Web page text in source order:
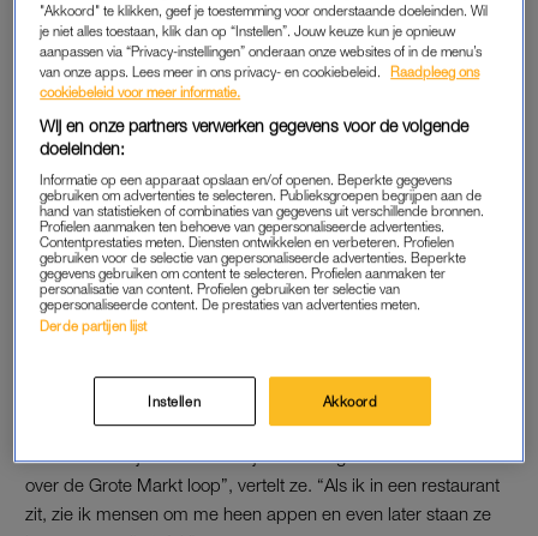
Ze vervolgt: “Ik heb het heel druk, ik wilde met Lies naar
Spanje. Maar dit komt binnenkort.” Maar zijn er dan helemaal
geen verliefde gevoelens? “We zijn gewoon een leuk
stel“, reageert Lieske.
De tweezijn het dus nog steeds aan het uitzoeken. “Maar als
dit is afgelopen allemaal, gaan we lekker samen in het
bubbelbad”, zegt Petra lachend. Dat zullen de twee wel op
Lesbos gaan doen, want Lieske vertelde eerder dat ze na haar
deelname aan het programma overal herkend wordt.
recent een wijnproeverij verzorgde voor leerlingen
van De Rooi Pannen in Breda, merkte ze al hoe intens de
over de Grote Markt loop”, vertelt ze. “Als ik in een restaurant
zit, zie ik mensen om me heen appen en even later staan ze
"Akkoord" te klikken, geef je toestemming voor onderstaande doeleinden. Wil
je niet alles toestaan, klik dan op “Instellen”. Jouw keuze kun je opnieuw
aanpassen via “Privacy-instellingen” onderaan onze websites of in de menu’s
van onze apps. Lees meer in ons privacy- en cookiebeleid.
Raadpleeg ons
cookiebeleid voor meer informatie.
Wij en onze partners verwerken gegevens voor de volgende
doeleinden:
Informatie op een apparaat opslaan en/of openen. Beperkte gegevens
gebruiken om advertenties te selecteren. Publieksgroepen begrijpen aan de
hand van statistieken of combinaties van gegevens uit verschillende bronnen.
Profielen aanmaken ten behoeve van gepersonaliseerde advertenties.
Contentprestaties meten. Diensten ontwikkelen en verbeteren. Profielen
gebruiken voor de selectie van gepersonaliseerde advertenties. Beperkte
gegevens gebruiken om content te selecteren. Profielen aanmaken ter
personalisatie van content. Profielen gebruiken ter selectie van
gepersonaliseerde content. De prestaties van advertenties meten.
Derde partijen lijst
Instellen Akkoord